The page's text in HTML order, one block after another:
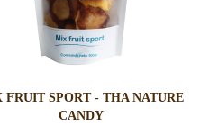
FRUIT SPORT - THA NATURE
CANDY